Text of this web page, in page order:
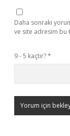
Daha sonraki
ve site adresim bu
9 - 5 kaçtır?*